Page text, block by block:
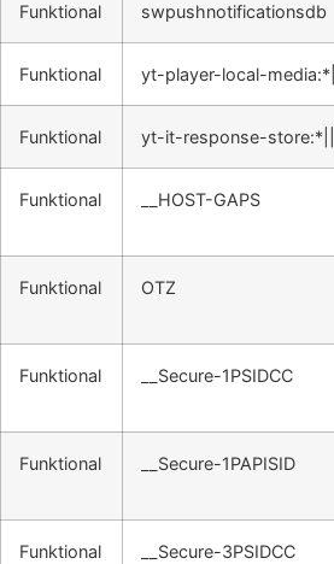
Funktional swpushnotificationsdb
Funktional yt-player-local-media:*||
Funktional yt-it-response-store:*||
Funktional __HOST-GAPS
Funktional OTZ
Funktional __Secure-1PSIDCC
Funktional __Secure-1PAPISID
Funktional __Secure-3PSIDCC